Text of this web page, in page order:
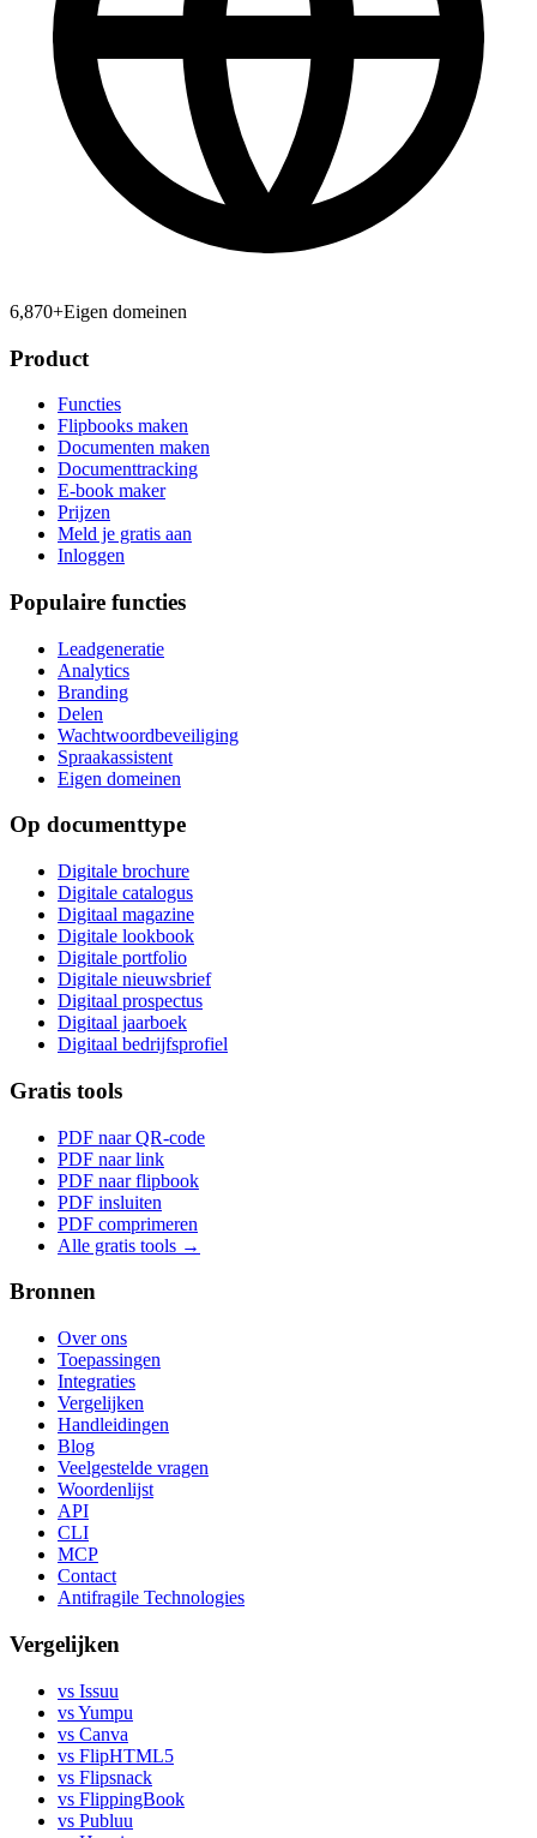
6,870+Eigen domeinen
Product
Functies
Flipbooks maken
Documenten maken
Documenttracking
E-book maker
Prijzen
Meld je gratis aan
Inloggen
Populaire functies
Leadgeneratie
Analytics
Branding
Delen
Wachtwoordbeveiliging
Spraakassistent
Eigen domeinen
Op documenttype
Digitale brochure
Digitale catalogus
Digitaal magazine
Digitale lookbook
Digitale portfolio
Digitale nieuwsbrief
Digitaal prospectus
Digitaal jaarboek
Digitaal bedrijfsprofiel
Gratis tools
PDF naar QR-code
PDF naar link
PDF naar flipbook
PDF insluiten
PDF comprimeren
Alle gratis tools →
Bronnen
Over ons
Toepassingen
Integraties
Vergelijken
Handleidingen
Blog
Veelgestelde vragen
Woordenlijst
API
CLI
MCP
Contact
Antifragile Technologies
Vergelijken
vs Issuu
vs Yumpu
vs Canva
vs FlipHTML5
vs Flipsnack
vs FlippingBook
vs Publuu